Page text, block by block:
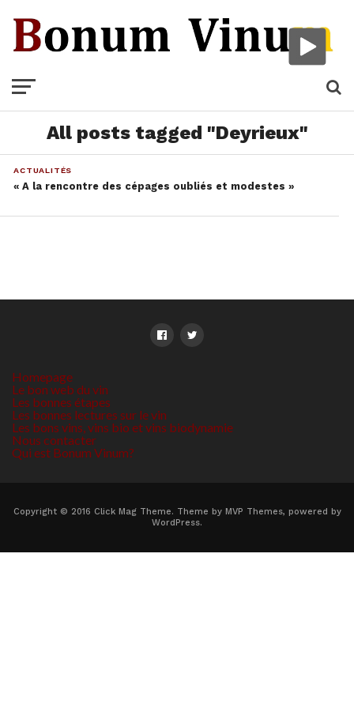
All posts tagged "Deyrieux"
ACTUALITÉS
« A la rencontre des cépages oubliés et modestes »
Homepage
Le bon web du vin
Les bonnes étapes
Les bonnes lectures sur le vin
Les bons vins, vins bio et vins biodynamie
Nous contacter
Qui est Bonum Vinum?
Copyright © 2016 Click Mag Theme. Theme by MVP Themes, powered by
WordPress.